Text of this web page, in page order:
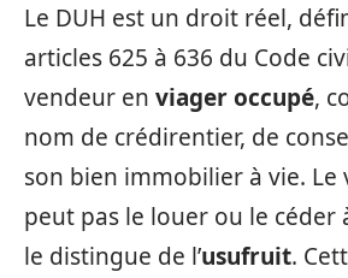
Le DUH est un droit réel,
articles 625 à 636 du Code
vendeur en viager occupé,
nom de crédirentier, de
son bien immobilier à vie. Le
peut pas le louer ou le céder
le distingue de l’usufruit.